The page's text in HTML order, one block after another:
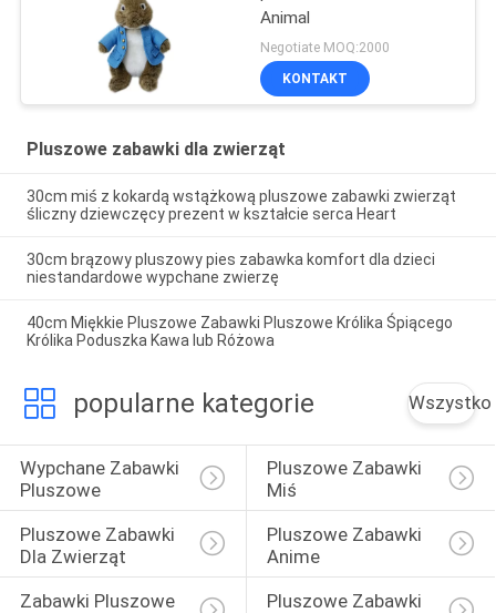
Animal
Negotiate MOQ:2000
KONTAKT
Pluszowe zabawki dla zwierząt
30cm miś z kokardą wstążkową pluszowe zabawki zwierząt
śliczny dziewczęcy prezent w kształcie serca Heart
30cm brązowy pluszowy pies zabawka komfort dla dzieci
niestandardowe wypchane zwierzę
40cm Miękkie Pluszowe Zabawki Pluszowe Królika Śpiącego
Królika Poduszka Kawa lub Różowa
popularne kategorie Wszystko
Wypchane Zabawki
Pluszowe
Pluszowe Zabawki
Miś
Pluszowe Zabawki
Dla Zwierząt
Pluszowe Zabawki
Anime
Zabawki Pluszowe
Pluszowe Zabawki